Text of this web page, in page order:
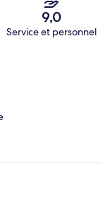
9,0
Service et personnel